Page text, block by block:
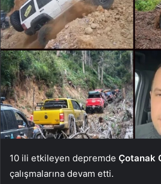
10 ili etkileyen depremde Çotanak
çalışmalarına devam etti.